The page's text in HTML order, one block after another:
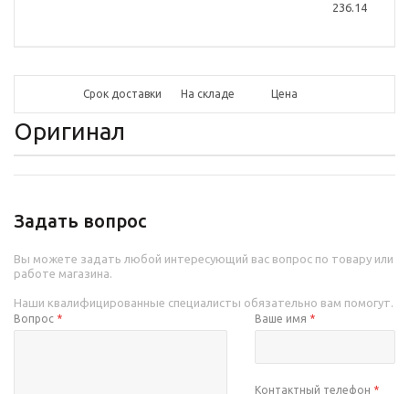
236.14
Срок доставки На складе Цена
Оригинал
Задать вопрос
Вы можете задать любой интересующий вас вопрос по товару или
работе магазина.
Наши квалифицированные специалисты обязательно вам помогут.
Вопрос * Ваше имя *
Контактный телефон *